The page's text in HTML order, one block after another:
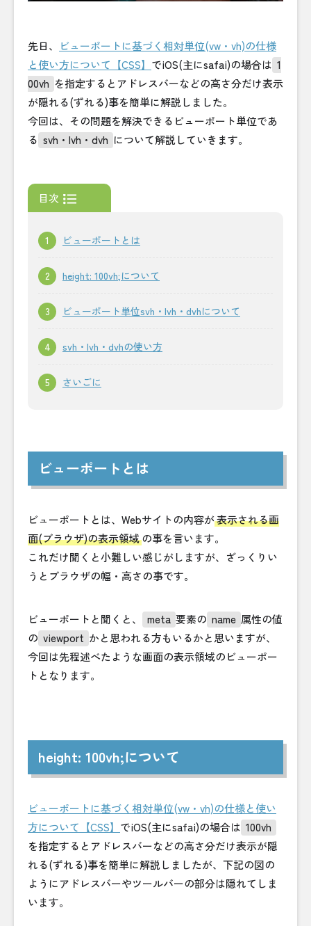
先日、
ビューポートに基づく相対単位(vw・vh)の仕様
と使い方について【CSS】 でiOS(主にsafai)の場合は 1
00vh を指定するとアドレスバーなどの高さ分だけ表示
が隠れる(ずれる)事を簡単に解説しました。
今回は、その問題を解決できるビューポート単位であ
る svh・lvh・dvh について解説していきます。
目次
ビューポートとは
height: 100vh;について
ビューポート単位svh・lvh・dvhについて
svh・lvh・dvhの使い方
さいごに
ビューポートとは
ビューポートとは、Webサイトの内容が表示される画
面(ブラウザ)の表示領域の事を言います。
これだけ聞くと小難しい感じがしますが、ざっくりい
うとブラウザの幅・高さの事です。
ビューポートと聞くと、 meta 要素の name 属性の値
の viewport かと思われる方もいるかと思いますが、
今回は先程述べたような画面の表示領域のビューポー
トとなります。
height: 100vh;について
ビューポートに基づく相対単位(vw・vh)の仕様と使い
方について【CSS】 でiOS(主にsafai)の場合は 100vh
を指定するとアドレスバーなどの高さ分だけ表示が隠
れる(ずれる)事を簡単に解説しましたが、下記の図の
ようにアドレスバーやツールバーの部分は隠れてしま
います。